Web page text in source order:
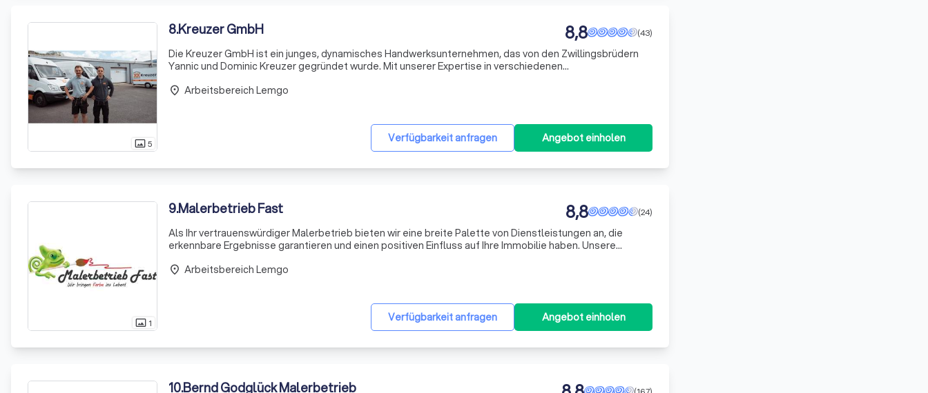
photo_size_select_actual5
8.Kreuzer GmbH (43)
8,8
Die Kreuzer GmbH ist ein junges, dynamisches Handwerksunternehmen, das von den Zwillingsbrüdern
Yannic und Dominic Kreuzer gegründet wurde. Mit unserer Expertise in verschiedenen
gewerkeübergreifende Komplett
Verfügbarkeit anfragen Angebot einholen
place Arbeitsbereich Lemgo
photo_size_select_actual 1
9.Malerbetrieb Fast (24)
8,8
Als Ihr vertrauenswürdiger Malerbetrieb bieten wir eine breite Palette von Dienstleistungen an, die
erkennbare Ergebnisse garantieren und einen positiven Einfluss auf Ihre Immobilie haben. Unsere
Fassadenbeschichtung
Verfügbarkeit anfragen Angebot einholen
place Arbeitsbereich Lemgo
10.Bernd Godglück Malerbetrieb